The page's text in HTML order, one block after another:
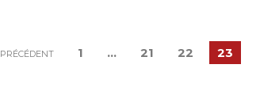
PRÉCÉDENT 1 … 21 22 23